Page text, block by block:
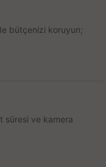
bütçenizi koruyun;
süresi ve kamera